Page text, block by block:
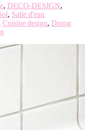
, DECO-DESIGN,
, Salle d'eau
Cuisine design, Droog